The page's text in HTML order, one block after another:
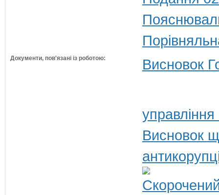
Документи, пов'язані із роботою: Висновок
Висновок